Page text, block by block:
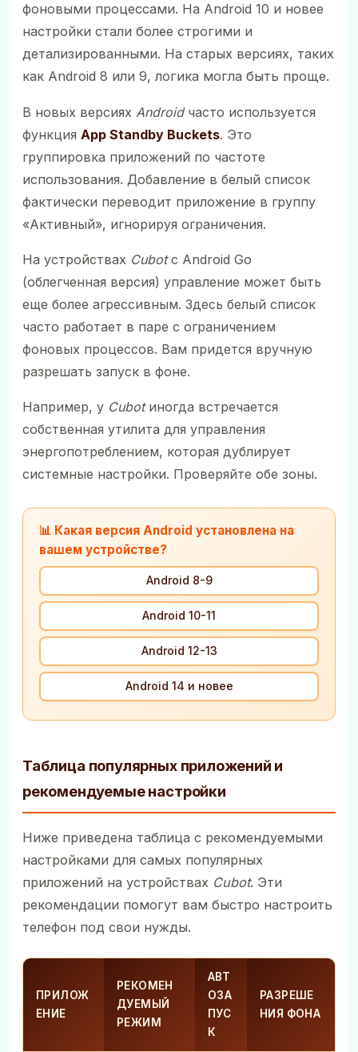
фоновыми процессами. На Android 10 и новее
настройки стали более строгими и
детализированными. На старых версиях, таких
как Android 8 или 9, логика могла быть проще.
В новых версиях Androidчасто используется
функция App Standby Buckets. Это
группировка приложений по частоте
использования. Добавление в белый список
фактически переводит приложение в группу
«Активный», игнорируя ограничения.
На устройствах Cubotс Android Go
(облегченная версия) управление может быть
еще более агрессивным. Здесь белый список
часто работает в паре с ограничением
фоновых процессов. Вам придется вручную
разрешать запуск в фоне.
Например, у Cubotиногда встречается
собственная утилита для управления
энергопотреблением, которая дублирует
системные настройки. Проверяйте обе зоны.
📊 Какая версия Android установлена на
вашем устройстве?
Android 8-9
Android 10-11
Android 12-13
Android 14 и новее
Таблица популярных приложений и
рекомендуемые настройки
Ниже приведена таблица с рекомендуемыми
настройками для самых популярных
приложений на устройствах Cubot. Эти
рекомендации помогут вам быстро настроить
телефон под свои нужды.
ПРИЛОЖ
ЕНИЕ
РЕКОМЕН
ДУЕМЫЙ
РЕЖИМ
АВТ
ОЗА
ПУС
К
РАЗРЕШЕ
НИЯ ФОНА